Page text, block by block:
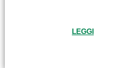
LEGGI